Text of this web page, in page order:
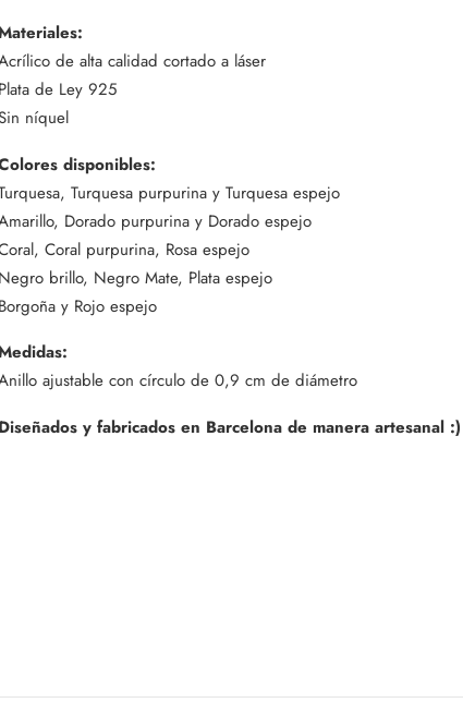
de alta calidad cortado a láser
Plata de Ley 925
níquel
disponibles:
Turquesa purpurina y Turquesa espejo
Dorado purpurina y Dorado espejo
Coral purpurina, Rosa espejo
Negro brillo, Negro Mate, Plata espejo
Borgoña y Rojo espejo
ajustable con círculo de 0,9 cm de diámetro
Diseñados y fabricados en Barcelona de manera artesanal :)